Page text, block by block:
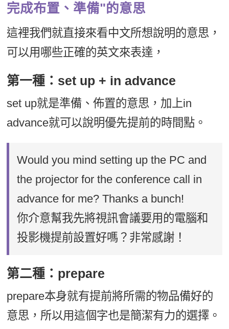
完成布置、準備"的意思
這裡我們就直接來看中文所想說明的意思，
可以用哪些正確的英文來表達，
第一種：set up + in advance
set up就是準備、佈置的意思，加上in
advance就可以說明優先提前的時間點。
Would you mind setting up the PC and
the projector for the conference call in
advance for me? Thanks a bunch!
你介意幫我先將視訊會議要用的電腦和
投影機提前設置好嗎？非常感謝！
第二種：prepare
prepare本身就有提前將所需的物品備好的
意思，所以用這個字也是簡潔有力的選擇。